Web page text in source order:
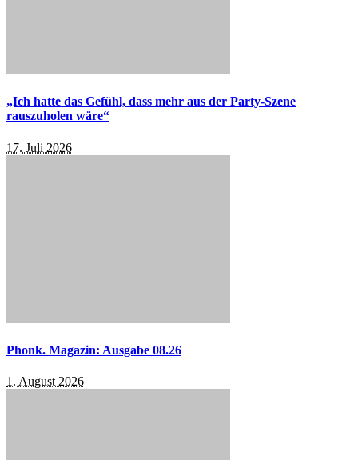
„Ich hatte das Gefühl, dass mehr aus der Party-Szene
rauszuholen wäre“
17. Juli 2026
Phonk. Magazin: Ausgabe 08.26
1. August 2026